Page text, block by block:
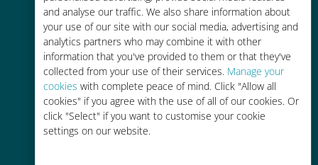
and analyse our traffic. We also share information about
your use of our site with our social media, advertising and
analytics partners who may combine it with other
information that you've provided to them or that they've
collected from your use of their services. Manage your
cookies with complete peace of mind. Click "Allow all
cookies" if you agree with the use of all of our cookies. Or
click "Select" if you want to customise your cookie
settings on our website.
90% 저렴합니다.
간편한 충전
Wi-Fi나 남은 데이터가 없어도 Ubigi